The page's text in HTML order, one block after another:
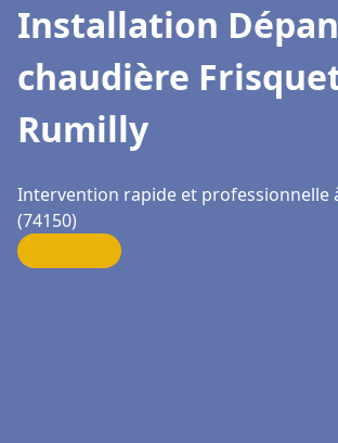
Installation
chaudière
Rumilly
Intervention rapide et professionnelle
(74150)